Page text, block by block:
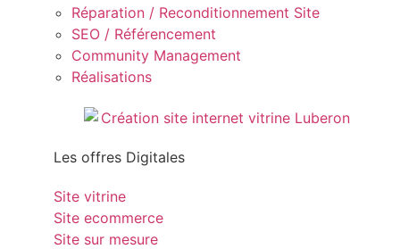
Réparation / Reconditionnement Site
SEO / Référencement
Community Management
Réalisations
Les offres Digitales
Site vitrine
Site ecommerce
Site sur mesure